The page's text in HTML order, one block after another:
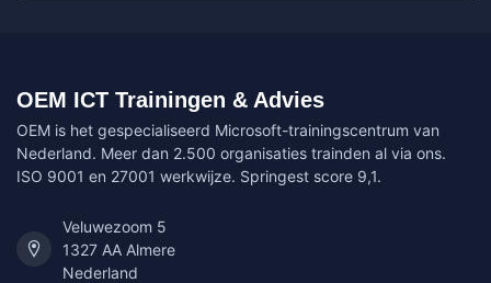
OEM ICT Trainingen & Advies
OEM is het gespecialiseerd Microsoft-trainingscentrum van
Nederland. Meer dan 2.500 organisaties trainden al via ons.
ISO 9001 en 27001 werkwijze. Springest score 9,1.
Veluwezoom 5
1327 AA Almere
Nederland